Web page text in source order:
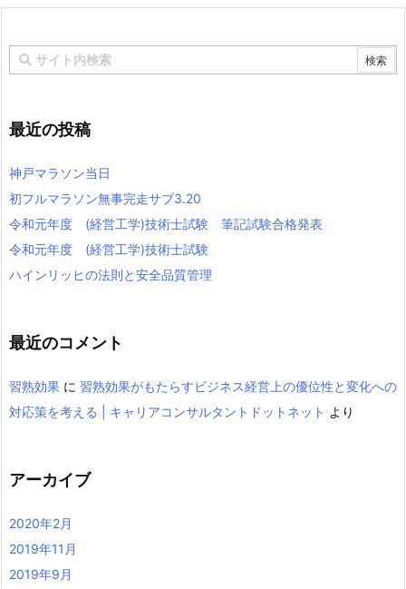
最近の投稿
神戸マラソン当日
初フルマラソン無事完走サブ3.20
令和元年度 (経営工学)技術士試験 筆記試験合格発表
令和元年度 (経営工学)技術士試験
ハインリッヒの法則と安全品質管理
最近のコメント
習熟効果 に 習熟効果がもたらすビジネス経営上の優位性と変化への
対応策を考える | キャリアコンサルタントドットネット より
アーカイブ
2020年2月
2019年11月
2019年9月